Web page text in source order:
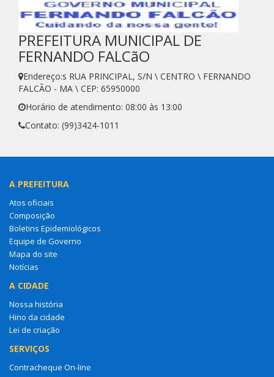
PREFEITURA MUNICIPAL DE
FERNANDO FALCãO
Endereço:s RUA PRINCIPAL, S/N \ CENTRO \ FERNANDO
FALCÃO - MA \ CEP: 65950000
Horário de atendimento: 08:00 às 13:00
Contato: (99)3424-1011
A PREFEITURA
Atos oficiais
Composição
Boletins Epidemiológicos
Equipe de Governo
Mapa do site
Notícias
A CIDADE
Nossa história
Hino da cidade
Lei de criação
SERVIÇOS
Contracheque On-line